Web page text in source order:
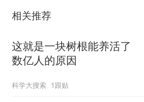
相关推荐
这就是一块树根能养活了
数亿人的原因
科学大搜索 1跟贴